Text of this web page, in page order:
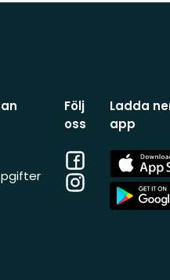
Följ
oss
Facebook
Instagram
Ladda
app
App
Store
App
Store